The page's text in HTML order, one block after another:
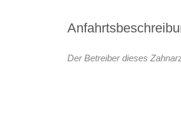
Der Betreiber dieses